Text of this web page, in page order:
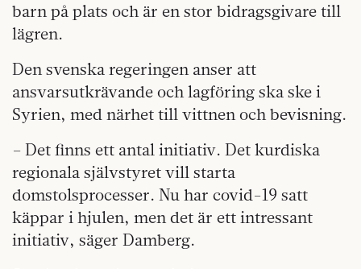
barn på plats och är en stor bidragsgivare till
lägren.
Den svenska regeringen anser att
ansvarsutkrävande och lagföring ska ske i
Syrien, med närhet till vittnen och bevisning.
– Det finns ett antal initiativ. Det kurdiska
regionala självstyret vill starta
domstolsprocesser. Nu har covid-19 satt
käppar i hjulen, men det är ett intressant
initiativ, säger Damberg.